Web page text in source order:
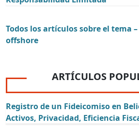
Todos los artículos sobre el tema –
offshore
ARTÍCULOS
Registro de un Fideicomiso en
Activos, Privacidad, Eficiencia